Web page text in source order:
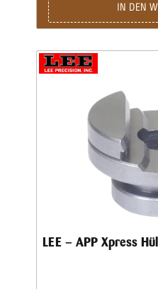
IN DEN
LEE – APP Xpress